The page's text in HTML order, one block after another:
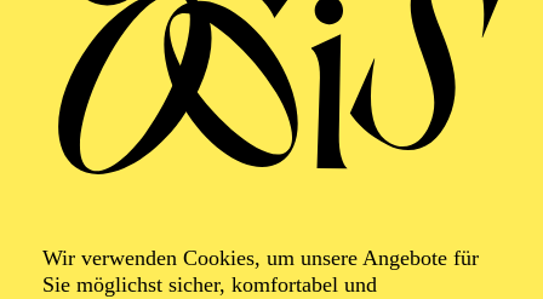
Wir verwenden Cookies, um unsere Angebote für
Sie möglichst sicher, komfortabel und
Foto: Benne Ochs